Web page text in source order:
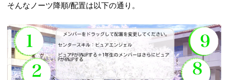
そんなノーツ降順/配置は以下の通り。